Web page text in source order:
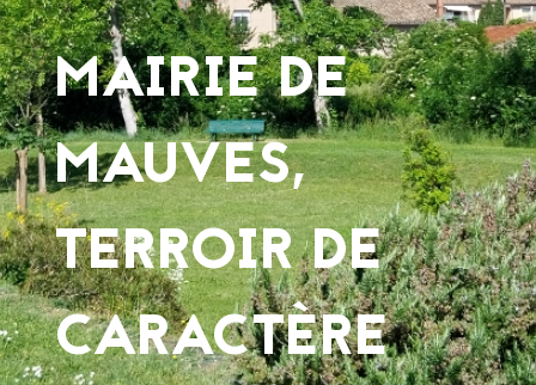
MAIRIE DE
MAUVES,
TERROIR DE
CARACTÈRE